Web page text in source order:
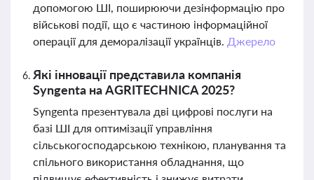
допомогою ШІ, поширюючи дезінформацію про
військові події, що є частиною інформаційної
операції для деморалізації українців. Джерело
Які інновації представила компанія
Syngenta на AGRITECHNICA 2025?
Syngenta презентувала дві цифрові послуги на
базі ШІ для оптимізації управління
сільськогосподарською технікою, планування та
спільного використання обладнання, що